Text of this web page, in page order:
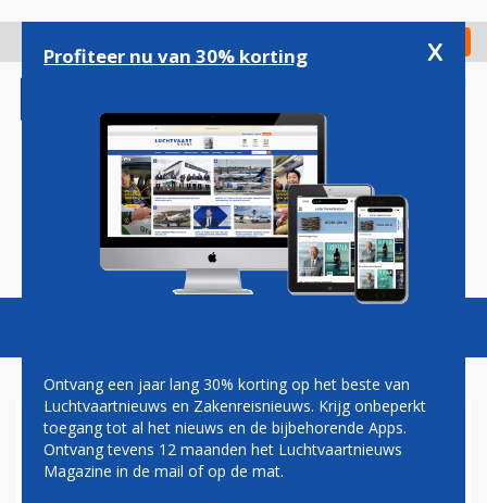
gaan
Check in
Magazine Podcasts Vacatures
STAAT HAWAÏ VECHT NIEUW
INREISVERBOD AAN
Profiteer nu van 30% korting x
Ontvang een jaar lang 30% korting op het beste van
Luchtvaartnieuws en Zakenreisnieuws. Krijg onbeperkt
toegang tot al het nieuws en de bijbehorende Apps.
Ontvang tevens 12 maanden het Luchtvaartnieuws
Magazine in de mail of op de mat.